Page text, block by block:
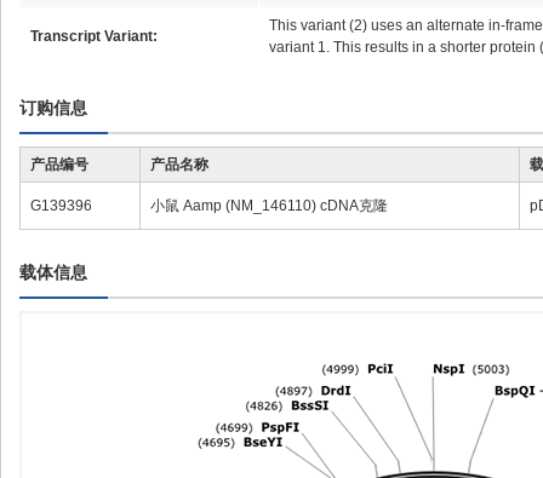
Transcript Variant:
This variant (2) uses an alternate in-
variant 1. This results in a shorter protein
订购信息
产品编号 产品名称
G139396 小鼠 Aamp (NM_146110) cDNA克隆
载体信息